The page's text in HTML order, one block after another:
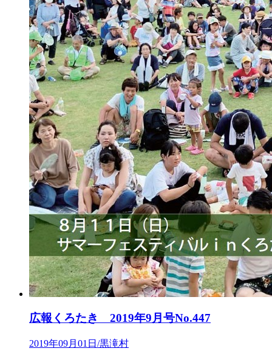
広報くろたき 2019年9月号No.447
2019年09月01日/黒滝村